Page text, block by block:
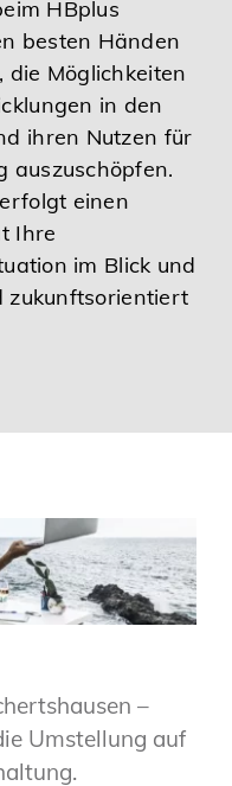
HBplus
besten Händen
Möglichkeiten
in den
ihren Nutzen für
auszuschöpfen.
einen
Ihre
im Blick und
zukunftsorientiert
–
Umstellung auf